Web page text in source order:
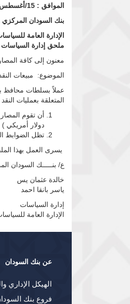
الموافق : 15/أغسطس/2010م
بنك السودان
الإدارة العامة
ملحق إدارة السياسات رقم
معنون إلى كافة
الموضوع: مبيعات
المتعلقة بعمليات
دولار أمريكي )
تظل الضوابط
يسرى العمل بهذا
ع/ بنـــــك السودان
خالدة عثمان يس
ياسر بانقا احمد
إدارة السياسات
الإدارة العامة
عن بنك السودان
الهيكل الإداري
فروع بنك